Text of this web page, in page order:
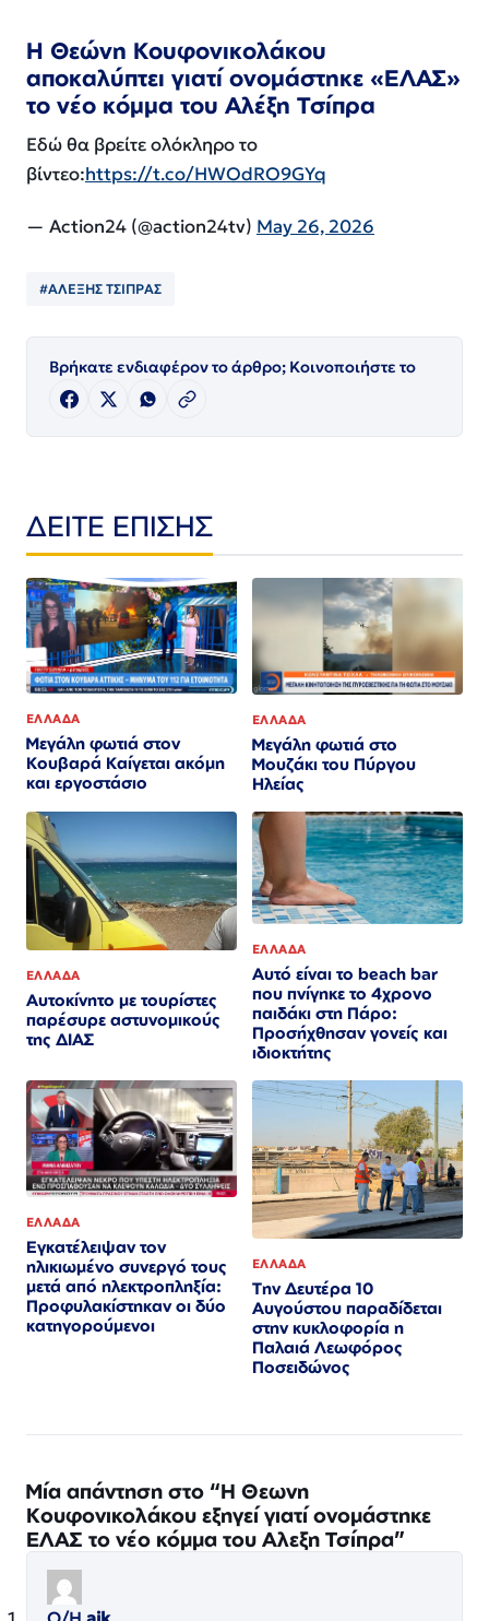
Η Θεώνη Κουφονικολάκου
αποκαλύπτει γιατί ονομάστηκε «ΕΛΑΣ»
το νέο κόμμα του Αλέξη Τσίπρα
Εδώ θα βρείτε ολόκληρο το
βίντεο:https://t.co/HWOdRO9GYq
— Action24 (@action24tv) May 26, 2026
#ΑΛΕΞΗΣ ΤΣΙΠΡΑΣ
Βρήκατε ενδιαφέρον το άρθρο; Κοινοποιήστε το
ΔΕΙΤΕ ΕΠΙΣΗΣ
ΕΛΛΑΔΑ
Μεγάλη φωτιά στον
Κουβαρά Καίγεται ακόμη
και εργοστάσιο
ΕΛΛΑΔΑ
Μεγάλη φωτιά στο
Μουζάκι του Πύργου
Ηλείας
ΕΛΛΑΔΑ
Αυτοκίνητο με τουρίστες
παρέσυρε αστυνομικούς
της ΔΙΑΣ
ΕΛΛΑΔΑ
Αυτό είναι το beach bar
που πνίγηκε το 4χρονο
παιδάκι στη Πάρο:
Προσήχθησαν γονείς και
ιδιοκτήτης
ΕΛΛΑΔΑ
Εγκατέλειψαν τον
ηλικιωμένο συνεργό τους
μετά από ηλεκτροπληξία:
Προφυλακίστηκαν οι δύο
κατηγορούμενοι
ΕΛΛΑΔΑ
Την Δευτέρα 10
Αυγούστου παραδίδεται
στην κυκλοφορία η
Παλαιά Λεωφόρος
Ποσειδώνος
Μία απάντηση στο “Η Θεωνη
Κουφονικολάκου εξηγεί γιατί ονομάστηκε
ΕΛΑΣ το νέο κόμμα του Αλεξη Τσίπρα”